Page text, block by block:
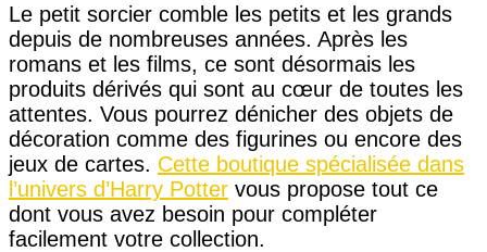
Le petit sorcier comble les petits et les grands
depuis de nombreuses années. Après les
romans et les films, ce sont désormais les
produits dérivés qui sont au cœur de toutes les
attentes. Vous pourrez dénicher des objets de
décoration comme des figurines ou encore des
jeux de cartes. Cette boutique spécialisée dans
l’univers d’Harry Potter vous propose tout ce
dont vous avez besoin pour compléter
facilement votre collection.